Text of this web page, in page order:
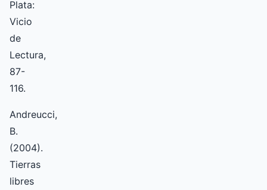
Plata:
Vicio
de
Lectura,
87-
116.
Andreucci,
B.
(2004).
Tierras
libres